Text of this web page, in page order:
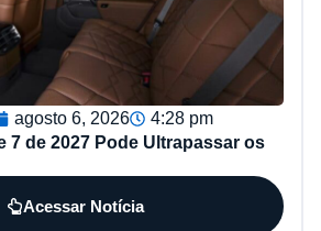
agosto 6, 2026
4:28 pm
7 de 2027 Pode Ultrapassar os
Acessar Notícia